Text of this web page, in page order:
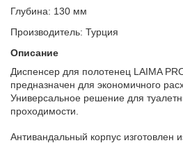
Глубина: 130 мм
Производитель: Турция
Описание
Диспенсер для полотенец LAIMA
предназначен для экономичного
Универсальное решение для
проходимости.
Антивандальный корпус изготовлен